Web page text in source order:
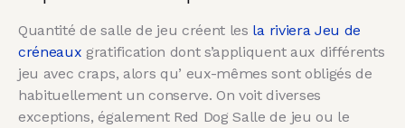
Quantité de salle de jeu créent les la riviera Jeu de
créneaux gratification dont s’appliquent aux différents
jeu avec craps, alors qu’ eux-mêmes sont obligés de
habituellement un conserve. On voit diverses
exceptions, également Red Dog Salle de jeu ou le